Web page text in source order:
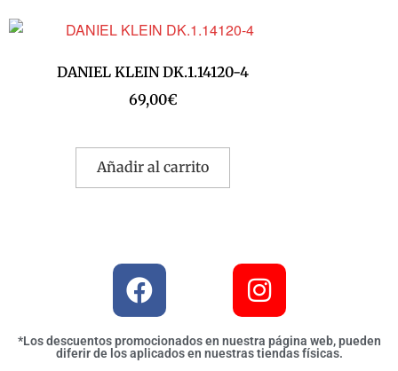
DANIEL KLEIN DK.1.14120-4
69,00€
Añadir al carrito
*Los descuentos promocionados en nuestra página web, pueden
diferir de los aplicados en nuestras tiendas físicas.